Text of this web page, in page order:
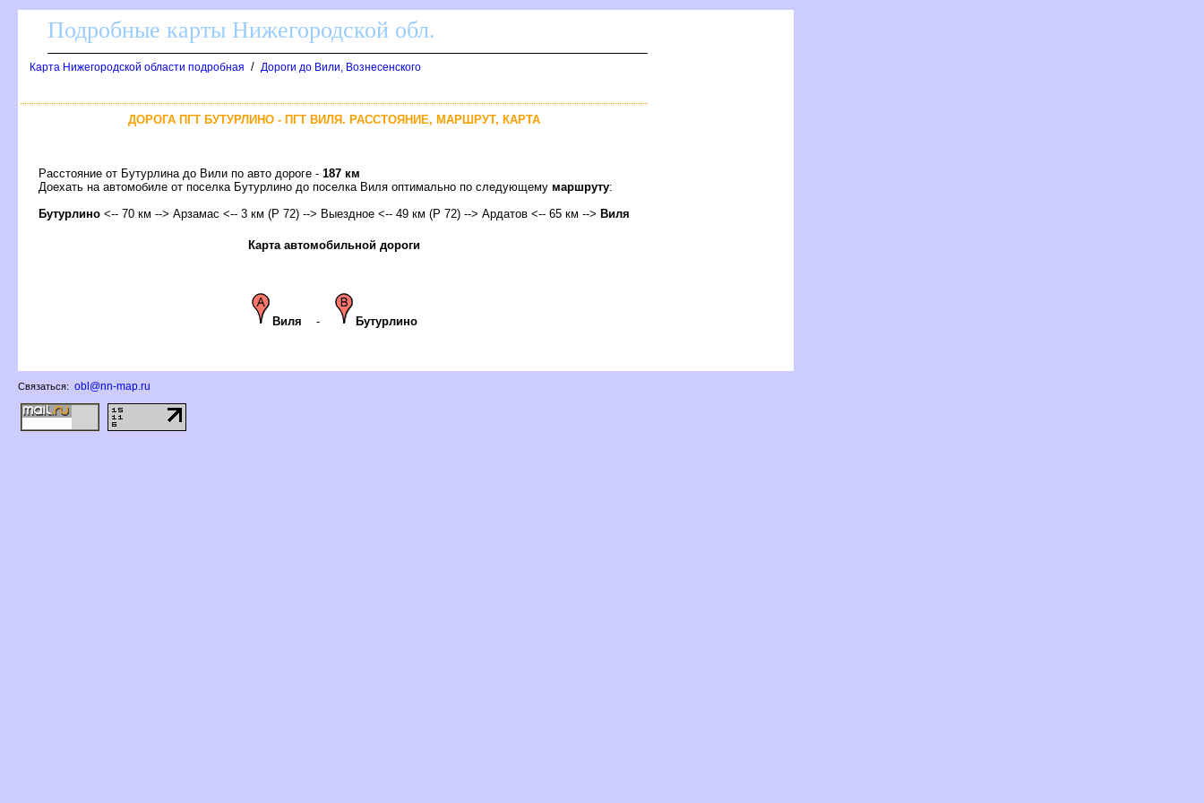
Подробные карты Нижегородской обл.
Карта Нижегородской области подробная / Дороги до Вили, Вознесенского
ДОРОГА ПГТ БУТУРЛИНО - ПГТ ВИЛЯ. РАССТОЯНИЕ, МАРШРУТ, КАРТА
Расстояние от Бутурлина до Вили по авто дороге - 187 км
Доехать на автомобиле от поселка Бутурлино до поселка Виля оптимально по следующему маршруту:
Бутурлино <-- 70 км --> Арзамас <-- 3 км (Р 72) --> Выездное <-- 49 км (Р 72) --> Ардатов <-- 65 км --> иля
Карта автомобильной дороги
иля - Бутурлино
Связаться: obl@nn-map.ru